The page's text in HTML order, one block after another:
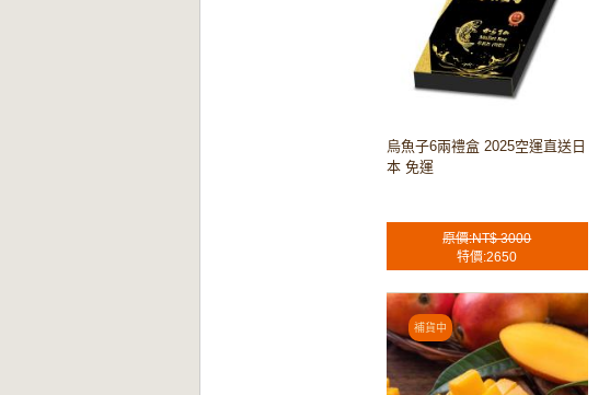
烏魚子6兩禮盒 2025空運直送日
本 免運
原價:NT$ 3000
特價:2650